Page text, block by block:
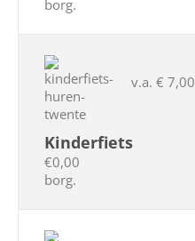
borg.
Kinderfiets
€0,00
borg.
v.a. € 7,00